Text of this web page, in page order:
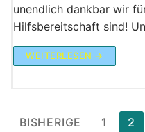
unendlich dankbar wir
Hilfsbereitschaft sind!
WEITERLESEN →
BISHERIGE 1 2